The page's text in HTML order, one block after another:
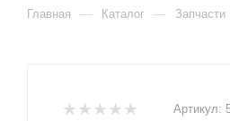
Главная — Каталог — Запчасти
Артикул: